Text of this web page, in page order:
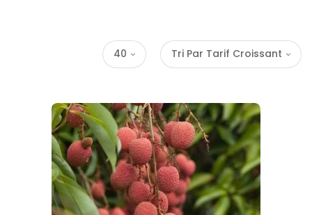
Tri Par Tarif Croissant
40